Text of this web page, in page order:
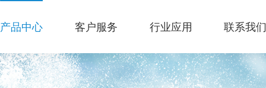
产品中心 客户服务 行业应用 联系我们